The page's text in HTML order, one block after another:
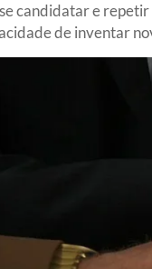
candidatar e repetir
de inventar